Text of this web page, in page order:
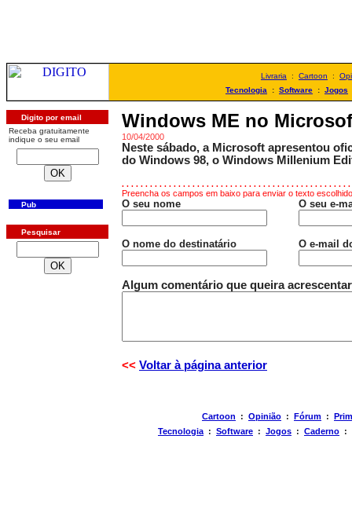
Livraria : Cartoon :
Tecnologia : Software : Jogos
Digito por email
Receba gratuitamente
indique o seu email
Pub
Pesquisar
Windows ME no
10/04/2000
Neste sábado, a Microsoft apresentou
do Windows 98, o Windows Millenium
. . . . . . . . . . . . . . . . . . . . . . . . . . . . . . . . . . . . . . . . . . . . . . . .
Preencha os campos em baixo para enviar o texto
O seu nome O seu e-
O nome do destinatário O e-mail
Algum comentário que queira acrescentar
<< Voltar à página anterior
Cartoon : Opinião : Fórum :
Tecnologia : Software : Jogos : Caderno :